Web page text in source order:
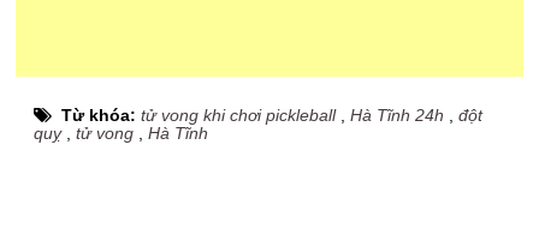
Từ khóa:tử vong khi chơi pickleball,Hà Tĩnh 24h ,đột
quỵ,tử vong ,Hà Tĩnh